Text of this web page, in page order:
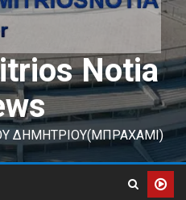
Notia
ΔΗΜΗΤΡΙΟΥ(ΜΠΡΑΧΑΜΙ)